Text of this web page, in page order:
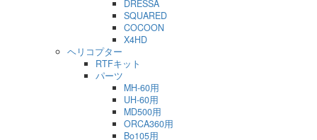
DRESSA
SQUARED
COCOON
X4HD
ヘリコプター
RTFキット
パーツ
MH-60用
UH-60用
MD500用
ORCA360用
Bo105用